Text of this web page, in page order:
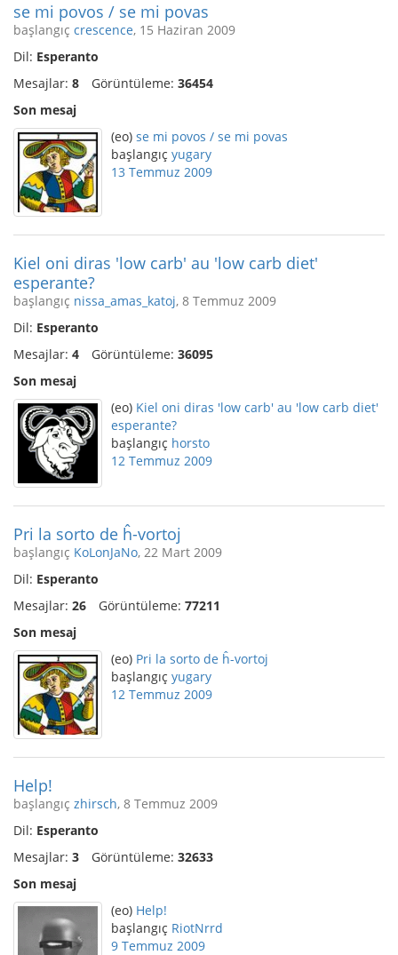
se mi povos / se mi povas
başlangıç crescence, 15 Haziran 2009
Dil: Esperanto
Mesajlar: 8 Görüntüleme: 36454
Son mesaj
(eo) se mi povos / se mi povas
başlangıç yugary
13 Temmuz 2009
Kiel oni diras 'low carb' au 'low carb diet'
esperante?
başlangıç nissa_amas_katoj, 8 Temmuz 2009
Dil: Esperanto
Mesajlar: 4 Görüntüleme: 36095
Son mesaj
(eo) Kiel oni diras 'low carb' au 'low carb diet'
esperante?
başlangıç horsto
12 Temmuz 2009
Pri la sorto de ĥ-vortoj
başlangıç KoLonJaNo, 22 Mart 2009
Dil: Esperanto
Mesajlar: 26 Görüntüleme: 77211
Son mesaj
(eo) Pri la sorto de ĥ-vortoj
başlangıç yugary
12 Temmuz 2009
Help!
başlangıç zhirsch, 8 Temmuz 2009
Dil: Esperanto
Mesajlar: 3 Görüntüleme: 32633
Son mesaj
(eo) Help!
başlangıç RiotNrrd
9 Temmuz 2009